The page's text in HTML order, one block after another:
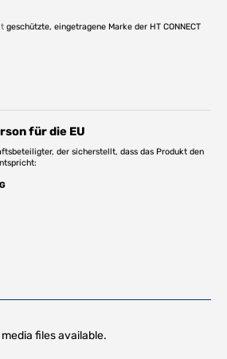
geschützte, eingetragene Marke der HT CONNECT
für die EU
der sicherstellt, dass das Produkt den
files available.